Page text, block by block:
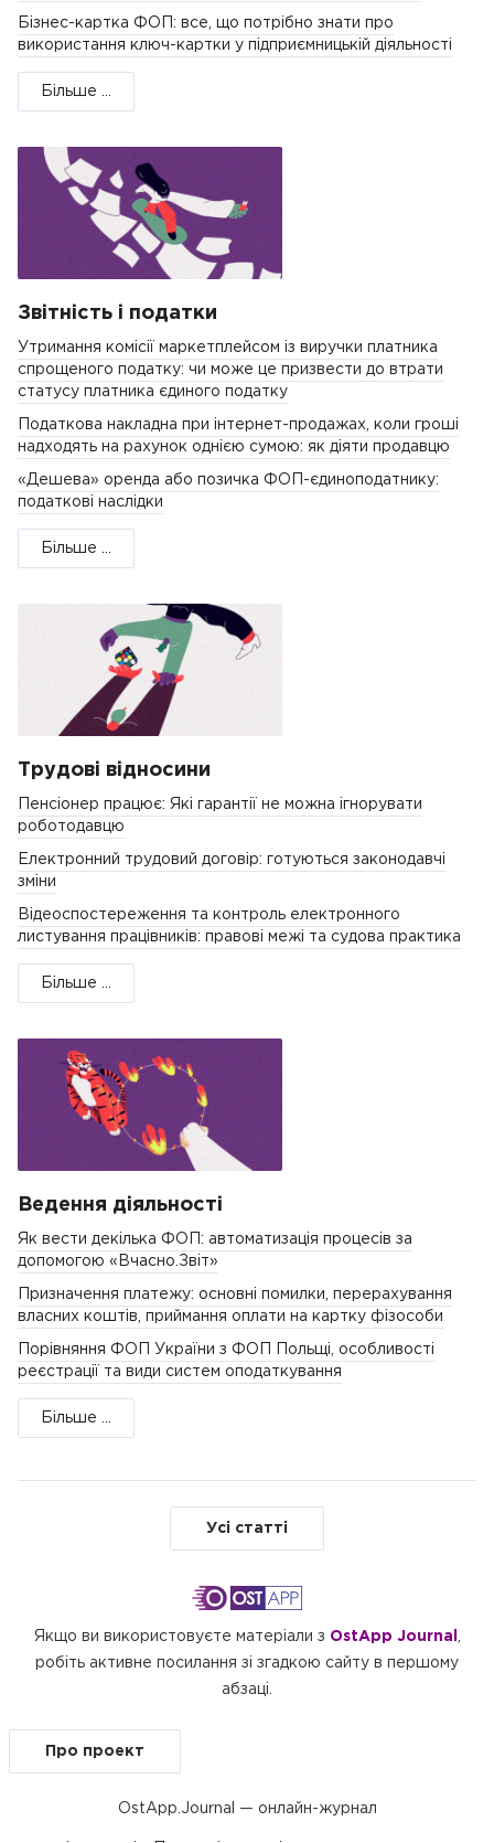
Бізнес-картка ФОП: все, що потрібно знати про
використання ключ-картки у підприємницькій діяльності
Більше ...
Звітність і податки
Утримання комісії маркетплейсом із виручки платника
спрощеного податку: чи може це призвести до втрати
статусу платника єдиного податку
Податкова накладна при інтернет-продажах, коли гроші
надходять на рахунок однією сумою: як діяти продавцю
«Дешева» оренда або позичка ФОП-єдиноподатнику:
податкові наслідки
Більше ...
Трудові відносини
Пенсіонер працює: Які гарантії не можна ігнорувати
роботодавцю
Електронний трудовий договір: готуються законодавчі
зміни
Відеоспостереження та контроль електронного
листування працівників: правові межі та судова практика
Більше ...
Ведення діяльності
Як вести декілька ФОП: автоматизація процесів за
допомогою «Вчасно.Звіт»
Призначення платежу: основні помилки, перерахування
власних коштів, приймання оплати на картку фізособи
Порівняння ФОП України з ФОП Польщі, особливості
реєстрації та види систем оподаткування
Більше ...
Усі статті
Якщо ви використовуєте матеріали з OstApp Journal
робіть активне посилання зі згадкою сайту в першому
абзаці.
Про проект
OstApp.Journal — онлайн-журнал